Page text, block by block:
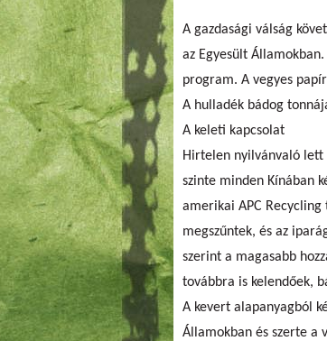
A gazdasági válság
az Egyesült
program. A vegyes
A hulladék bádog
A keleti kapcsolat
Hirtelen nyilvánvaló lett
szinte minden Kínában
amerikai APC
megszűntek, és az
szerint a magasabb
továbbra is kelendőek,
A kevert alapanyagból
Államokban és szerte a